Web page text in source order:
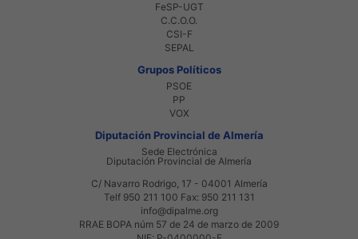
FeSP-UGT
C.C.O.O.
CSI-F
SEPAL
Grupos Políticos
PSOE
PP
VOX
Diputación Provincial de Almería
Sede Electrónica
Diputación Provincial de Almería
C/ Navarro Rodrigo, 17 - 04001 Almería
Telf 950 211 100 Fax: 950 211 131
info@dipalme.org
RRAE BOPA núm 57 de 24 de marzo de 2009